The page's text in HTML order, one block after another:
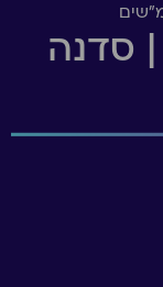
M&A in Practice | סדנה